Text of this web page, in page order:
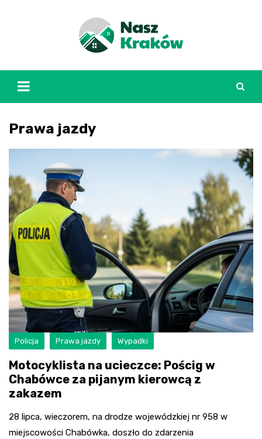
Prawa jazdy
Policja Prawa jazdy Wypadki
Motocyklista na ucieczce: Pościg w
Chabówce za pijanym kierowcą z
zakazem
28 lipca, wieczorem, na drodze wojewódzkiej nr 958 w
miejscowości Chabówka, doszło do zdarzenia